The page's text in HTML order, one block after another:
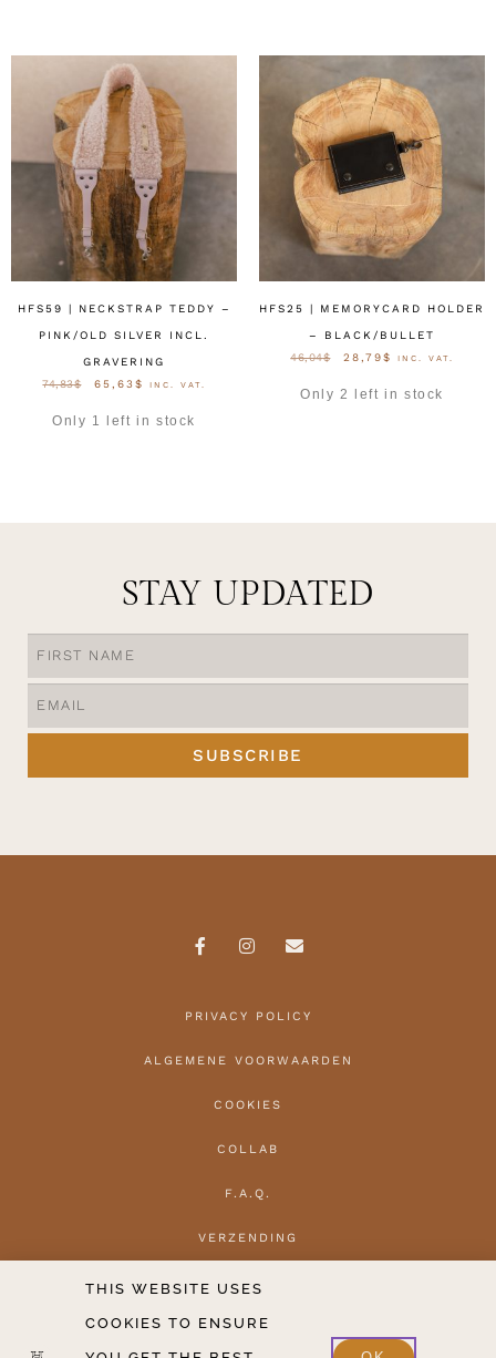
HFS59 | NECKSTRAP TEDDY –
PINK/OLD SILVER INCL.
GRAVERING
74,83$ 65,63 $ INC. VAT.
Only 1 left in stock
HFS25 | MEMORYCARD HOLDER
– BLACK/BULLET
46,04$ 28,79$ INC. VAT.
Only 2 left in stock
STAY UPDATED
SUBSCRIBE
PRIVACY POLICY
ALGEMENE VOORWAARDEN
COOKIES
COLLAB
F.A.Q.
VERZENDING
HERROEPEN
CONTACT
THIS WEBSITE USES
COOKIES TO ENSURE